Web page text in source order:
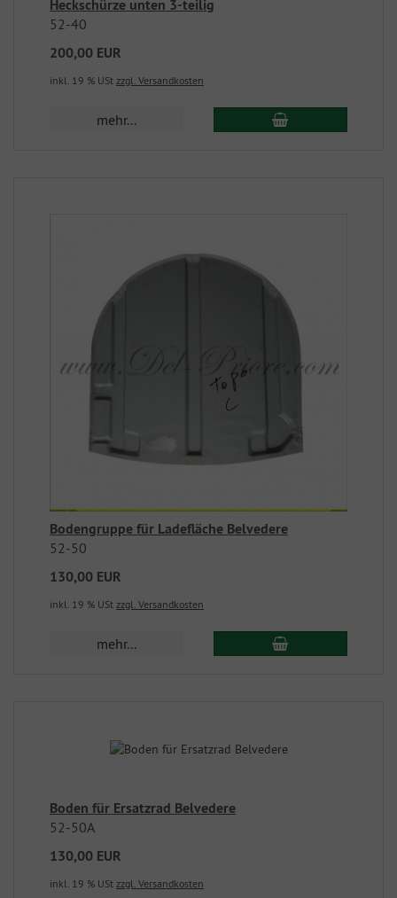
Heckschürze unten 3-teilig
52-40
200,00 EUR
inkl. 19 % USt zzgl. Versandkosten
mehr...
Bodengruppe für Ladefläche Belvedere
52-50
130,00 EUR
inkl. 19 % USt zzgl. Versandkosten
mehr...
Boden für Ersatzrad Belvedere
52-50A
130,00 EUR
inkl. 19 % USt zzgl. Versandkosten